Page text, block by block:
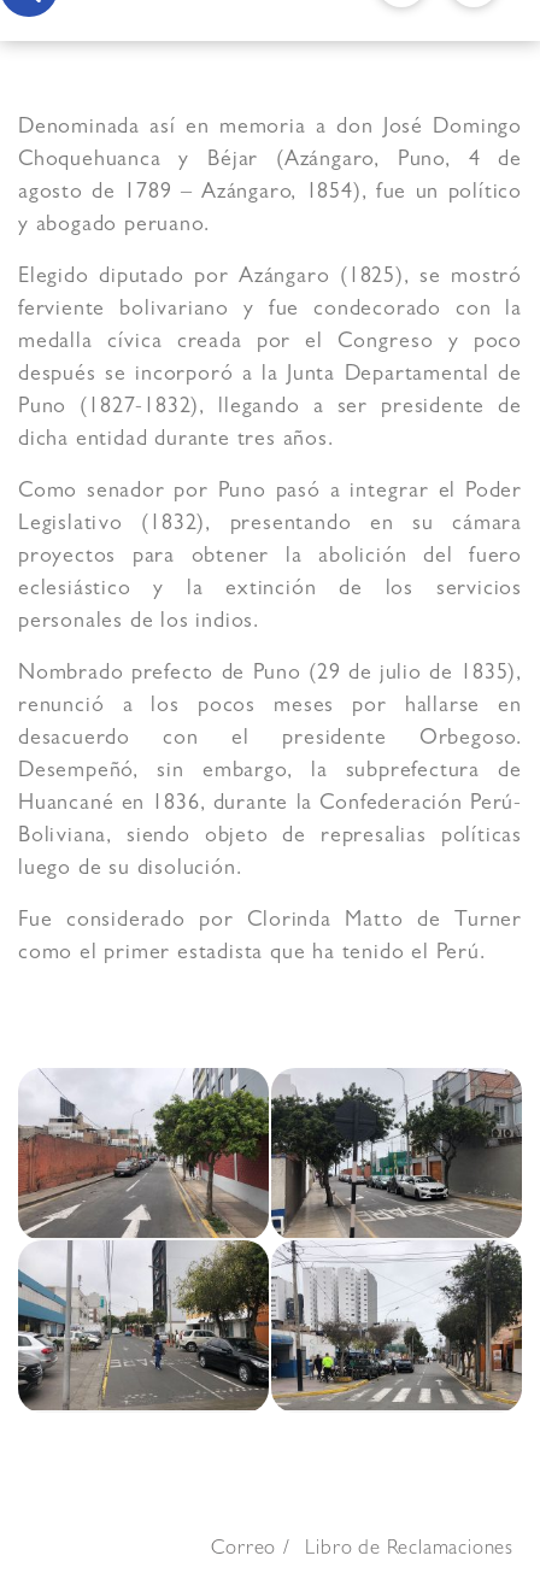
Denominada así en memoria a don José Domingo
Choquehuanca y Béjar (Azángaro, Puno, 4 de
agosto de 1789 – Azángaro, 1854), fue un político
y abogado peruano.
Elegido diputado por Azángaro (1825), se mostró
ferviente bolivariano y fue condecorado con la
medalla cívica creada por el Congreso y poco
después se incorporó a la Junta Departamental de
Puno (1827-1832), llegando a ser presidente de
dicha entidad durante tres años.
Como senador por Puno pasó a integrar el Poder
Legislativo (1832),​ presentando en su cámara
proyectos para obtener la abolición del fuero
eclesiástico y la extinción de los servicios
personales de los indios.
Nombrado prefecto de Puno (29 de julio de 1835),
renunció a los pocos meses por hallarse en
desacuerdo con el presidente Orbegoso.
Desempeñó, sin embargo, la subprefectura de
Huancané en 1836, durante la Confederación Perú-
Boliviana, siendo objeto de represalias políticas
luego de su disolución.
Fue considerado por Clorinda Matto de Turner
como el primer estadista que ha tenido el Perú.
Correo Libro de Reclamaciones